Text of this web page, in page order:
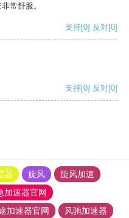
常舒服。
支持[0] 反对[0]
支持[0] 反对[0]
器 旋风
旋风加速
加速器官网
加速器官网 风驰加速器